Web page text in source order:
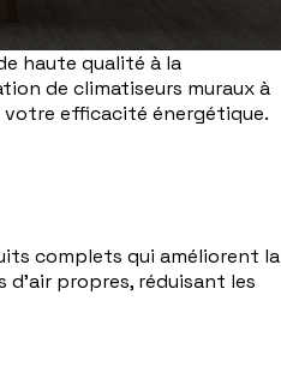
haute qualité à la
de climatiseurs muraux à
efficacité énergétique.
complets qui améliorent la
d'air propres, réduisant les